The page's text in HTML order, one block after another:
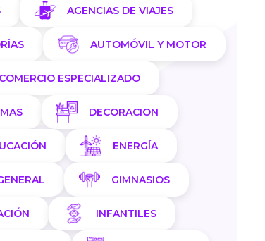
AGENCIAS DE VIAJES
AUTOMÓVIL Y MOTOR
COMERCIO ESPECIALIZADO
DECORACION
ENERGÍA
GIMNASIOS
INFANTILES